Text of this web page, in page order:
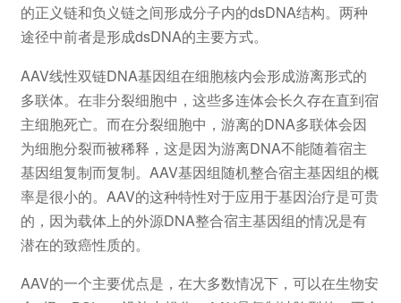
的正义链和负义链之间形成分子内的dsDNA结构。两种
途径中前者是形成dsDNA的主要方式。
AAV线性双链DNA基因组在细胞核内会形成游离形式的
多联体。在非分裂细胞中，这些多连体会长久存在直到宿
主细胞死亡。而在分裂细胞中，游离的DNA多联体会因
为细胞分裂而被稀释，这是因为游离DNA不能随着宿主
基因组复制而复制。AAV基因组随机整合宿主基因组的概
率是很小的。AAV的这种特性对于应用于基因治疗是可贵
的，因为载体上的外源DNA整合宿主基因组的情况是有
潜在的致癌性质的。
AAV的一个主要优点是，在大多数情况下，可以在生物安